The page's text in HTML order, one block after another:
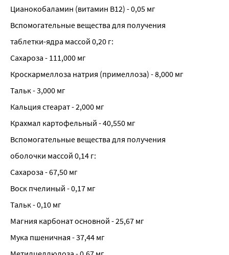
Цианокобаламин (витамин В12) - 0,05 мг
Вспомогательные вещества для получения
таблетки-ядра массой 0,20 г:
Сахароза - 111,000 мг
Кроскармеллоза натрия (примеллоза) - 8,000 мг
Тальк - 3,000 мг
Кальция стеарат - 2,000 мг
Крахмал картофельный - 40,550 мг
Вспомогательные вещества для получения
оболочки массой 0,14 г:
Сахароза - 67,50 мг
Воск пчелиный - 0,17 мг
Тальк - 0,10 мг
Магния карбонат основной - 25,67 мг
Мука пшеничная - 37,44 мг